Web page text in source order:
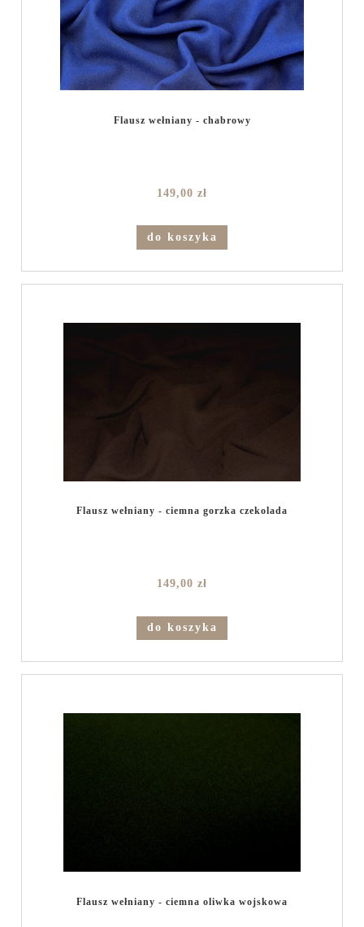
Flausz wełniany - chabrowy
149,00 zł
do koszyka
Flausz wełniany - ciemna gorzka czekolada
149,00 zł
do koszyka
Flausz wełniany - ciemna oliwka wojskowa